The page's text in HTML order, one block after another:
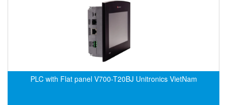
EES
PLC with Flat panel V700-T20BJ Unitronics VietNam